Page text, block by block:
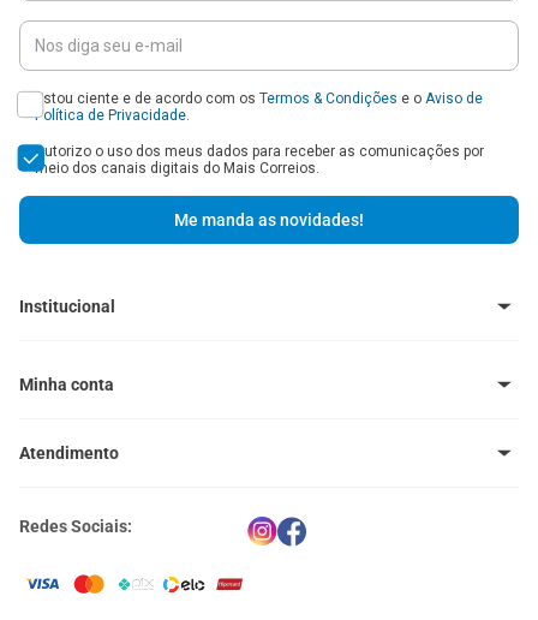
Estou ciente e de acordo com os Termos & Condições e o Aviso de
Política de Privacidade.
Autorizo o uso dos meus dados para receber as comunicações por
meio dos canais digitais do Mais Correios.
Me manda as novidades!
Institucional
Central de Ajuda - FAQ
Política de Cupons
Central de Privacidade
Minha conta
Meus endereços
Atendimento
atendimento@maiscorreios.com.br
Segunda à sexta-feira, das 9h às 18h.
Redes Sociais: